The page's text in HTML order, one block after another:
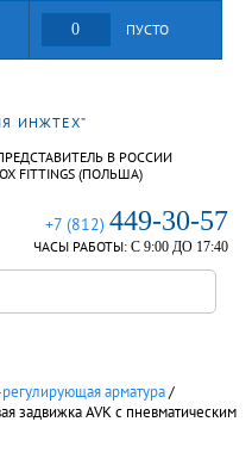
0 ПУСТО
ИНЖТЕХ”
В РОССИИ
FITTINGS (ПОЛЬША)
+7 (812) 449-30-57
ЧАСЫ РАБОТЫ: С 9:00 ДО 17:40
арматура/
задвижка AVK с пневматическим